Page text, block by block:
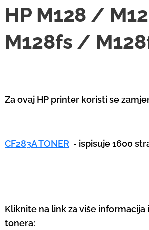
HP M128 /
M128fs /
Za ovaj HP printer koristi se
CF283A TONER - ispisuje 1600
Kliknite na link za više informacija
tonera: